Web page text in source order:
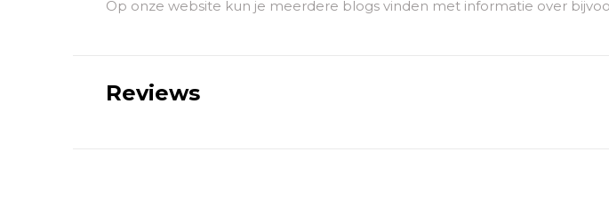
Op onze website kun je meerdere blogs vinden met informatie over
Reviews